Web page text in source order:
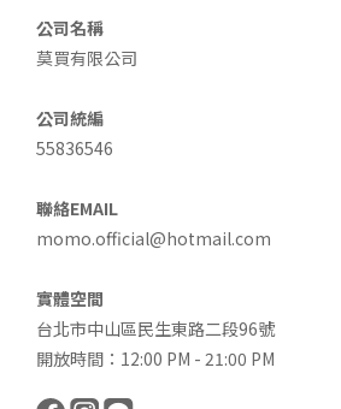
公司名稱
莫買有限公司
公司統編
55836546
聯絡EMAIL
momo.official@hotmail.com
實體空間
台北市中山區民生東路二段96號
開放時間：12:00 PM - 21:00 PM